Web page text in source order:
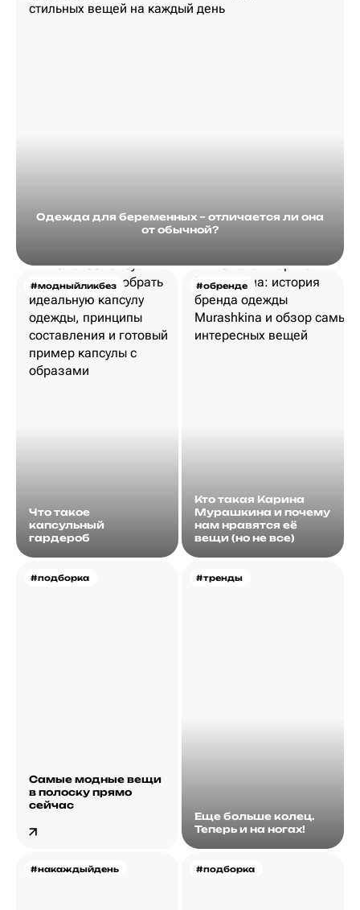
Одежда для беременных – отличается ли она
от обычной?
#модныйликбез
Что такое
капсульный
гардероб
#обренде
Кто такая Карина
Мурашкина и почему
нам нравятся её
вещи (но не все)
#подборка
Самые модные вещи
в полоску прямо
сейчас
#тренды
Еще больше колец.
Теперь и на ногах!
#накаждыйдень #подборка